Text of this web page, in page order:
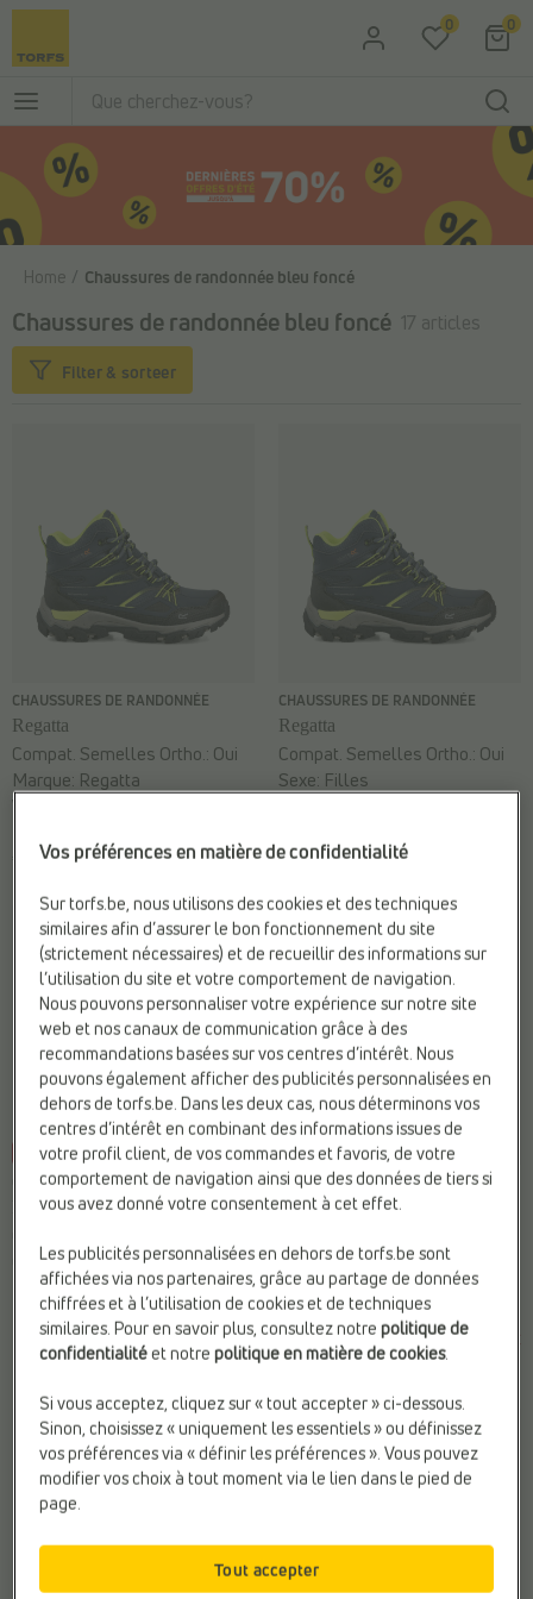
Passer au contenu principal 0 0
Home Chaussures de randonnée bleu foncé
Chaussures de randonnée bleu foncé 17 articles
Filter & sorteer
CHAUSSURES DE RANDONNÉE
Regatta
€ 79,99
Compat. Semelles Ortho.: Oui
Marque: Regatta
Web-Only:
CHAUSSURES DE RANDONNÉE
Regatta
€ 79,99
Compat. Semelles Ortho.: Oui
Sexe: Filles
-30%
CHAUSSURES DE RANDONNÉE
Regatta
Prix le plus bas
précédent: 55,99 €
€
79,99
€
55,99
Confort:Imperméable
Marque:Regatta
-30%
CHAUSSURES DE RANDONNÉE
Dachstein
Prix le plus bas
précédent: 91,00 €
€
130,00
Marque:Dachstein
Sexe:Hommes
Vos préférences en matière de confidentialité
Sur torfs.be, nous utilisons des cookies et des techniques
similaires afin d’assurer le bon fonctionnement du site
(strictement nécessaires) et de recueillir des informations sur
l’utilisation du site et votre comportement de navigation.
Nous pouvons personnaliser votre expérience sur notre site
web et nos canaux de communication grâce à des
recommandations basées sur vos centres d’intérêt. Nous
pouvons également afficher des publicités personnalisées en
dehors de torfs.be. Dans les deux cas, nous déterminons vos
centres d’intérêt en combinant des informations issues de
votre profil client, de vos commandes et favoris, de votre
comportement de navigation ainsi que des données de tiers si
vous avez donné votre consentement à cet effet.
Les publicités personnalisées en dehors de torfs.be sont
affichées via nos partenaires, grâce au partage de données
chiffrées et à l’utilisation de cookies et de techniques
similaires. Pour en savoir plus, consultez notrepolitique de
confidentialitéet notrepolitique en matière de cookies.
Si vous acceptez, cliquez sur « tout accepter » ci-dessous.
Sinon, choisissez « uniquement les essentiels » ou définissez
vos préférences via « définir les préférences ». Vous pouvez
modifier vos choix à tout moment via le lien dans le pied de
page.
Tout accepter